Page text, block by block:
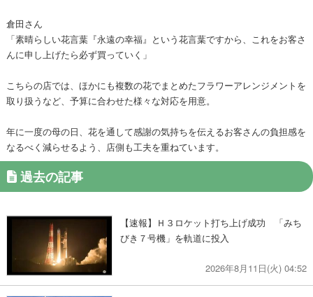
倉田さん
「素晴らしい花言葉『永遠の幸福』という花言葉ですから、これをお客さ
んに申し上げたら必ず買っていく」
こちらの店では、ほかにも複数の花でまとめたフラワーアレンジメントを
取り扱うなど、予算に合わせた様々な対応を用意。
年に一度の母の日、花を通して感謝の気持ちを伝えるお客さんの負担感を
なるべく減らせるよう、店側も工夫を重ねています。
過去の記事
【速報】Ｈ３ロケット打ち上げ成功 「みち
びき７号機」を軌道に投入
2026年8月11日(火) 04:52